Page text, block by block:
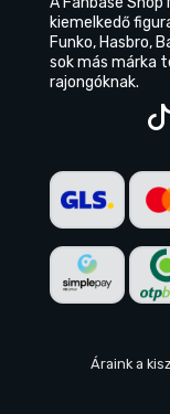
kiemelkedő
Funko, Hasbro,
sok más márka
rajongóknak.
Áraink a